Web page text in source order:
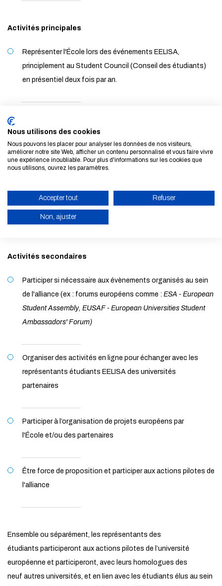
Activités principales
Représenter l'École lors des événements EELISA,
principlement au Student Council (Conseil des étudiants)
en présentiel deux fois par an.
étudiants EELISA de l'École (une heure, une fois par mois, en
visio)
inciter la participation étudiante de l'École au sein de
l’alliance
Activités secondaires
Participer si nécessaire aux évènements organisés au sein
de l'alliance (ex : forums européens comme : ESA - European
Student Assembly, EUSAF - European Universities Student
Ambassadors' Forum)
Organiser des activités en ligne pour échanger avec les
représentants étudiants EELISA des universités
partenaires
Participer à l’organisation de projets européens par
l'École et/ou des partenaires
Être force de proposition et participer aux actions pilotes de
l'alliance
Ensemble ou séparément, les représentants des
étudiants participeront aux actions pilotes de l’université
européenne et participeront, avec leurs homologues des
neuf autres universités, et en lien avec les étudiants élus au sein
Nous utilisons des cookies
Nous pouvons les placer pour analyser les données de nos visiteurs,
améliorer notre site Web, afficher un contenu personnalisé et vous faire vivre
une expérience inoubliable. Pour plus d'informations sur les cookies que
nous utilisons, ouvrez les paramètres.
Accepter tout Refuser
Non, ajuster